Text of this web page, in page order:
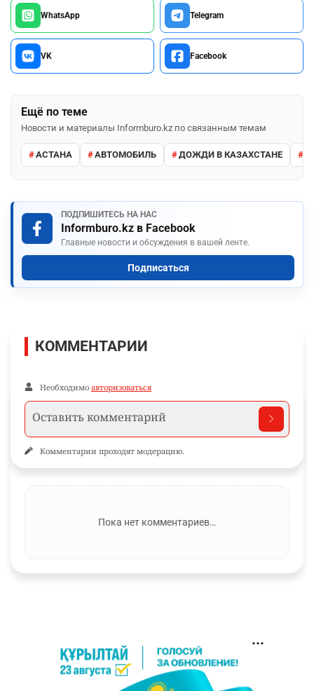
WhatsApp Telegram
VK Facebook
Ещё по теме
Новости и материалы Informburo.kz по связанным темам
АСТАНА АВТОМОБИЛЬ ДОЖДИ В КАЗАХСТАНЕ
ПОДПИШИТЕСЬ НА НАС
Informburo.kz в Facebook
Главные новости и обсуждения в вашей ленте.
Подписаться
КОММЕНТАРИИ
Необходимо авторизоваться
Комментарии проходят модерацию.
Пока нет комментариев…